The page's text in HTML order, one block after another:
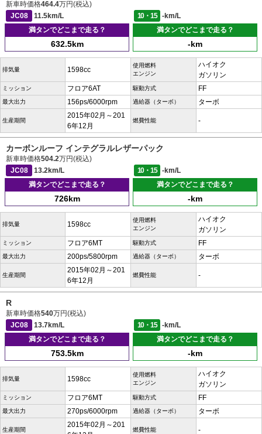
新車時価格464.4万円(税込)
JC08
11.5km/L 10・15
-km/L
満タンでどこまで走る？
632.5km
満タンでどこまで走る？
-km
排気量 1598cc
使用燃料
エンジン
ハイオク
ガソリン
ミッション フロア6AT 駆動方式 FF
最大出力 156ps/6000rpm 過給器（ターボ） ターボ
生産期間
2015年02月～201
6年12月
燃費性能 -
カーボンルーフ インテグラルレザーパック
新車時価格504.2万円(税込)
JC08
13.2km/L 10・15
-km/L
満タンでどこまで走る？
726km
満タンでどこまで走る？
-km
排気量 1598cc
使用燃料
エンジン
ハイオク
ガソリン
ミッション フロア6MT 駆動方式 FF
最大出力 200ps/5800rpm 過給器（ターボ） ターボ
生産期間
2015年02月～201
6年12月
燃費性能 -
R
新車時価格540万円(税込)
JC08
13.7km/L 10・15
-km/L
満タンでどこまで走る？
753.5km
満タンでどこまで走る？
-km
排気量 1598cc
使用燃料
エンジン
ハイオク
ガソリン
ミッション フロア6MT 駆動方式 FF
最大出力 270ps/6000rpm 過給器（ターボ） ターボ
生産期間
2015年02月～201
燃費性能 -